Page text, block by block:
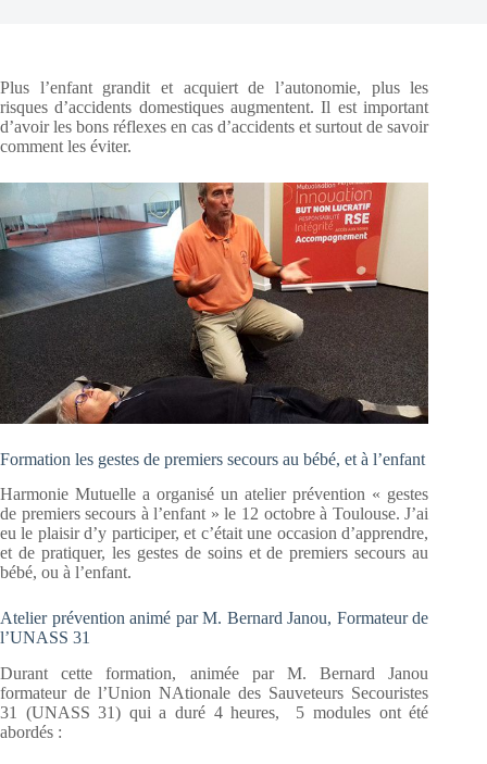
Plus l’enfant grandit et acquiert de l’autonomie, plus les
risques d’accidents domestiques augmentent. Il est important
d’avoir les bons réflexes en cas d’accidents et surtout de savoir
comment les éviter.
Formation les gestes de premiers secours au bébé, et à l’enfant
Harmonie Mutuelle a organisé un atelier prévention « gestes
de premiers secours à l’enfant » le 12 octobre à Toulouse. J’ai
eu le plaisir d’y participer, et c’était une occasion d’apprendre,
et de pratiquer, les gestes de soins et de premiers secours au
bébé, ou à l’enfant.
Atelier prévention animé par M. Bernard Janou, Formateur de
l’UNASS 31
Durant cette formation, animée par M. Bernard Janou
formateur de l’Union NAtionale des Sauveteurs Secouristes
31 (UNASS 31) qui a duré 4 heures, 5 modules ont été
abordés :